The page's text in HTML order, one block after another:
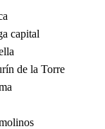
capital
de la Torre